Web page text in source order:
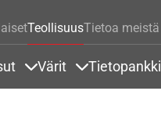
TeollisuusTietoa meistä
Värit Tietopankki